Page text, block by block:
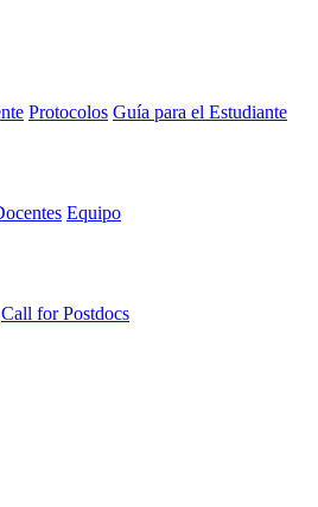
Protocolos Guía para el Estudiante
Equipo
Call for Postdocs